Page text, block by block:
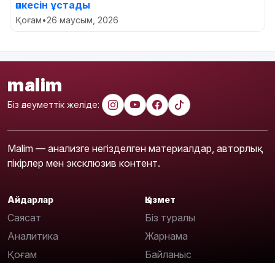
әпкесін ұстады
Қоғам•26 маусым, 2026
malim
Біз әлеуметтік желіде:
Malim — анализге негізделген материалдар, авторлық
пікірлер мен эксклюзив контент.
Айдарлар
Саясат
Аналитика
Қоғам
Қызмет
Біз туралы
Жарнама
Байланыс